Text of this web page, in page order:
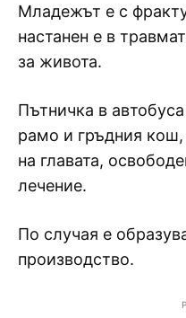
Младежът е с
настанен е в
за живота.
Пътничка в
рамо и гръдния кош,
на главата,
лечение.
По случая е
производство.